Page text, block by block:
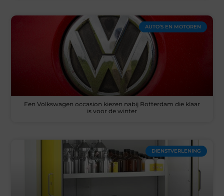
AUTO’S EN MOTOREN
Een Volkswagen occasion kiezen nabij Rotterdam die klaar
is voor de winter
DIENSTVERLENING